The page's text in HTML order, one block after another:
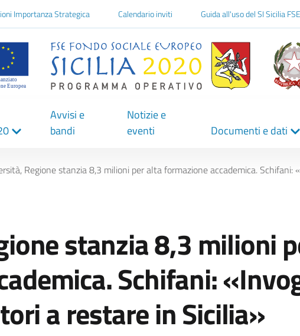
Importanza Strategica Calendario inviti Guida all'uso del SI Sicilia FSE
Avvisi e
bandi
Notizie e
eventi
Documenti e dati
Regione stanzia 8,3 milioni per alta formazione accademica.
stanzia 8,3 milioni
Schifani:
a restare in Sicilia»